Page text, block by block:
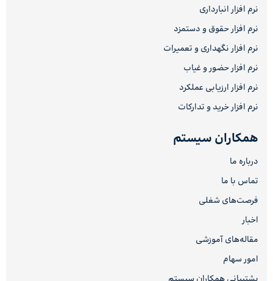
نرم افزار انبارداری
نرم افزار حقوق و دستمزد
نرم افزار نگهداری و تعمیرات
نرم افزار حضور و غیاب
نرم افزار ارزیابی عملکرد
نرم افزار خرید و تدارکات
همکاران سیستم
درباره ما
تماس با ما
فرصت‌های شغلی
اخبار
مقاله‌های آموزشی
امور سهام